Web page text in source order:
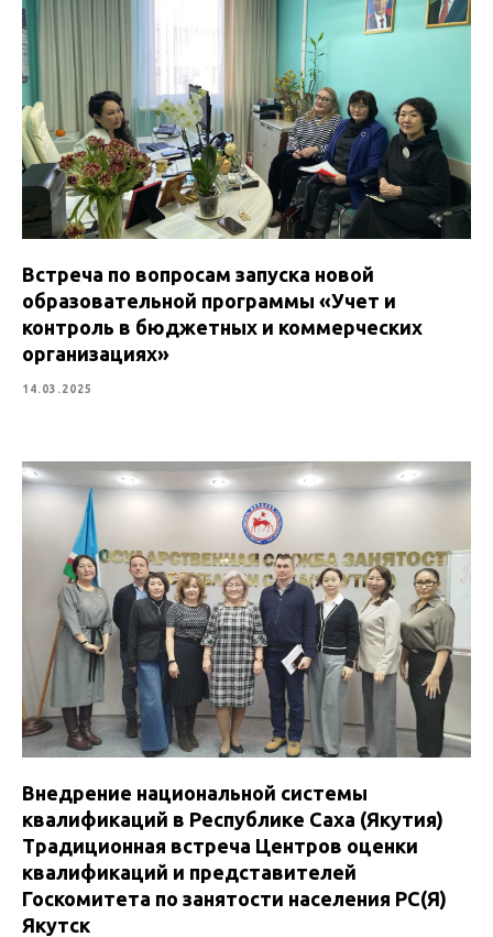
Встреча по вопросам запуска новой
образовательной программы «Учет и
контроль в бюджетных и коммерческих
организациях»
14.03.2025
Внедрение национальной системы
квалификаций в Республике Саха (Якутия)
Традиционная встреча Центров оценки
квалификаций и представителей
Госкомитета по занятости населения РС(Я)
Якутск